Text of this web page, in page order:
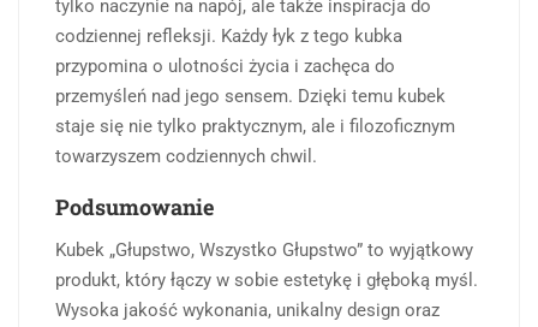
tylko naczynie na napój, ale także inspiracja do
codziennej refleksji. Każdy łyk z tego kubka
przypomina o ulotności życia i zachęca do
przemyśleń nad jego sensem. Dzięki temu kubek
staje się nie tylko praktycznym, ale i filozoficznym
towarzyszem codziennych chwil.
Podsumowanie
Kubek „Głupstwo, Wszystko Głupstwo” to wyjątkowy
produkt, który łączy w sobie estetykę i głęboką myśl.
Wysoka jakość wykonania, unikalny design oraz